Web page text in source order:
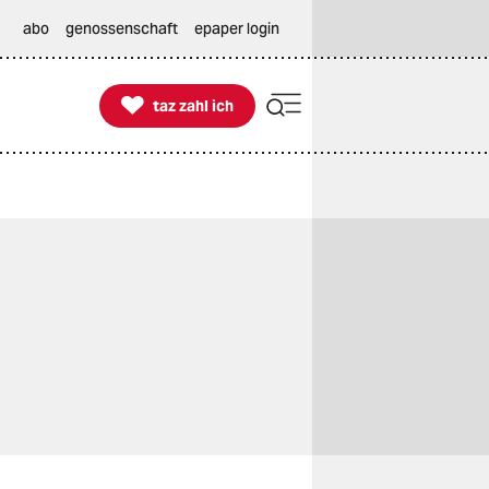
abo genossenschaft epaper login

taz zahl ich
taz zahl ich